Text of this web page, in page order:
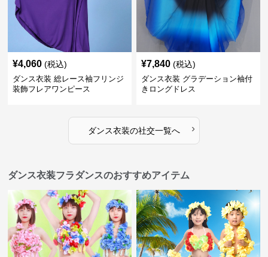
¥4,060 (税込)
ダンス衣装 総レース袖フリンジ
装飾フレアワンピース
¥7,840 (税込)
ダンス衣装 グラデーション袖付
きロングドレス
ダンス衣装の社交一覧へ ›
ダンス衣装フラダンスのおすすめアイテム